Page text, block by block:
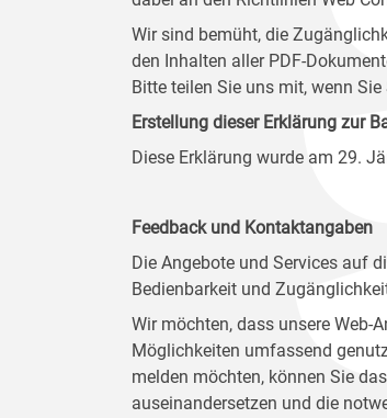
Wir sind bemüht, die
den Inhalten aller PDF-
Bitte teilen Sie uns mit, wenn
Erstellung dieser Erklärung zur
Diese Erklärung wurde am 29.
Feedback und Kontaktangaben
Die Angebote und Services auf
Bedienbarkeit und
Wir möchten, dass unsere Web-
Möglichkeiten umfassend
melden möchten, können Sie das
auseinandersetzen und die